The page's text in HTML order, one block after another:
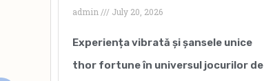
admin July 20, 2026
Experiența vibrată și șansele unice
thor fortune în universul jocurilor de